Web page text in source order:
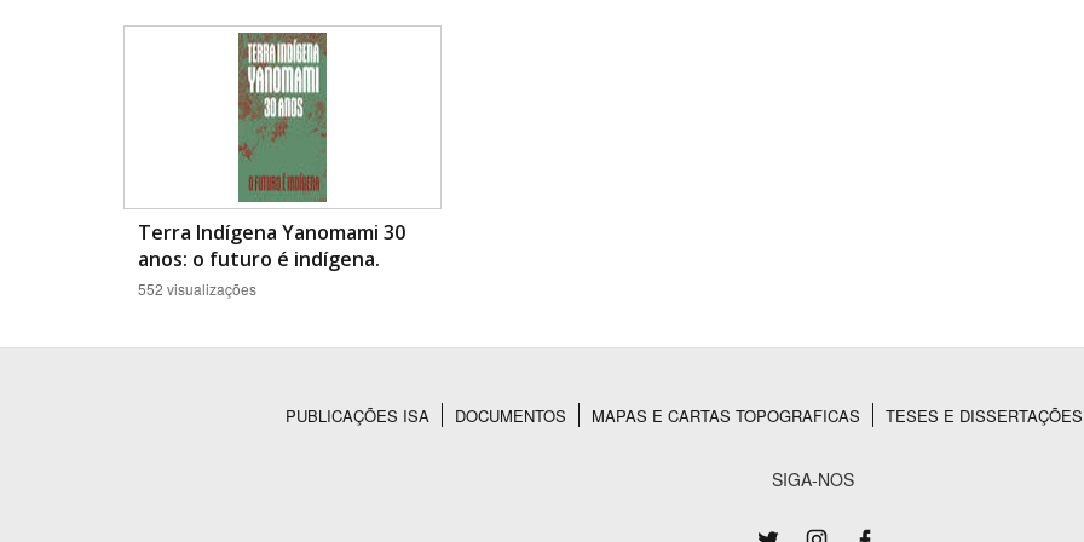
Área de Levantamento
Terra Indígena Yanomami 30
anos: o futuro é indígena.
552 visualizações
PUBLICAÇÕES ISA DOCUMENTOS MAPAS E CARTAS TOPOGRAFICAS TESES E DISSERTAÇÕES
SIGA-NOS